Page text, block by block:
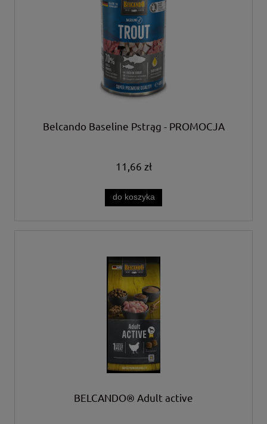
Belcando Baseline Pstrąg - PROMOCJA
11,66 zł
do koszyka
BELCANDO® Adult active